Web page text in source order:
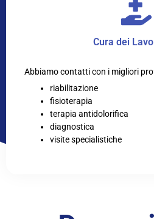
Cura dei
Abbiamo contatti con i migliori
riabilitazione
fisioterapia
terapia antidolorifica
diagnostica
visite specialistiche